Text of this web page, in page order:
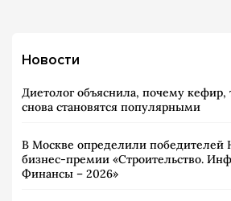
Новости
Диетолог объяснила, почему кефир,
снова становятся популярными
В Москве определили победителей
бизнес-премии «Строительство.
Финансы – 2026»